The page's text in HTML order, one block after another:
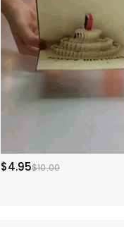
$4.95$10.00